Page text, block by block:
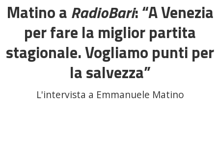
Matino a RadioBari: “A Venezia
per fare la miglior partita
stagionale. Vogliamo punti per
la salvezza”
L'intervista a Emmanuele Matino